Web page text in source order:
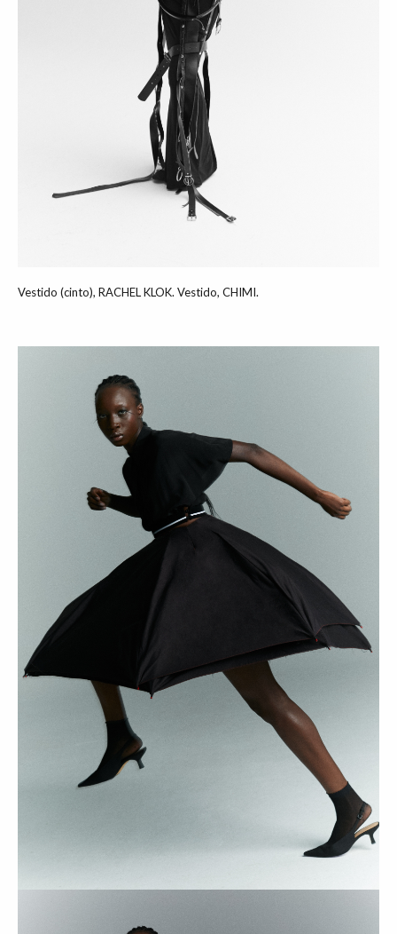
Vestido (cinto), RACHEL KLOK. Vestido, CHIMI.